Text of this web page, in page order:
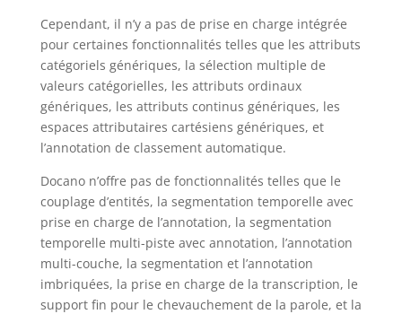
Cependant, il n’y a pas de prise en charge intégrée
pour certaines fonctionnalités telles que les attributs
catégoriels génériques, la sélection multiple de
valeurs catégorielles, les attributs ordinaux
génériques, les attributs continus génériques, les
espaces attributaires cartésiens génériques, et
l’annotation de classement automatique.
Docano n’offre pas de fonctionnalités telles que le
couplage d’entités, la segmentation temporelle avec
prise en charge de l’annotation, la segmentation
temporelle multi-piste avec annotation, l’annotation
multi-couche, la segmentation et l’annotation
imbriquées, la prise en charge de la transcription, le
support fin pour le chevauchement de la parole, et la